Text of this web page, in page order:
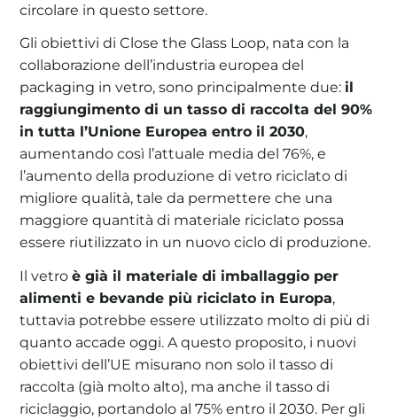
circolare in questo settore.
Gli obiettivi di Close the Glass Loop, nata con la
collaborazione dell’industria europea del
packaging in vetro, sono principalmente due: il
raggiungimento di un tasso di raccolta del 90%
in tutta l’Unione Europea entro il 2030,
aumentando così l’attuale media del 76%, e
l’aumento della produzione di vetro riciclato di
migliore qualità, tale da permettere che una
maggiore quantità di materiale riciclato possa
essere riutilizzato in un nuovo ciclo di produzione.
Il vetroè già il materiale di imballaggio per
alimenti e bevande più riciclato in Europa,
tuttavia potrebbe essere utilizzato molto di più di
quanto accade oggi. A questo proposito, i nuovi
obiettivi dell’UE misurano non solo il tasso di
raccolta (già molto alto), ma anche il tasso di
riciclaggio, portandolo al 75% entro il 2030. Per gli